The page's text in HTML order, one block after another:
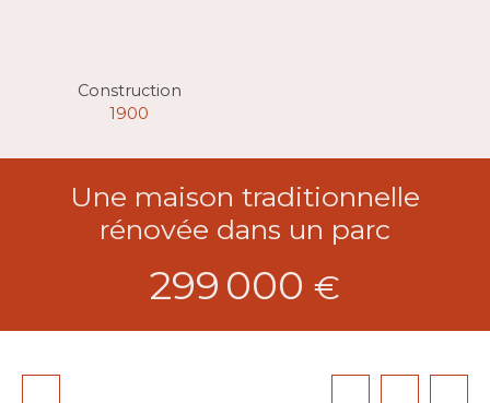
Construction
1900
Une maison traditionnelle
rénovée dans un parc
299 000 €